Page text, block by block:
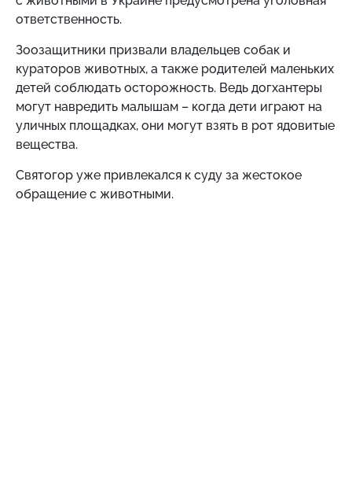
ответственность.
Зоозащитники призвали владельцев собак и
кураторов животных, а также родителей маленьких
детей соблюдать осторожность. Ведь догхантеры
могут навредить малышам – когда дети играют на
уличных площадках, они могут взять в рот ядовитые
вещества.
Святогор уже привлекался к суду за жестокое
обращение с животными.